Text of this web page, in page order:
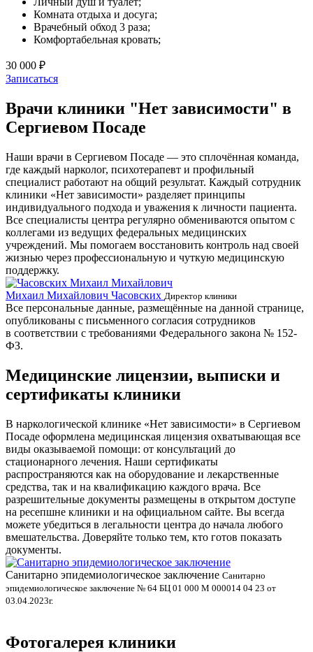
Комната отдыха и досуга;
Врачебный обход 3 раза;
Комфортабельная кровать;
30 000 ₽
Записаться
Врачи клиники "Нет зависимости" в
Сергиевом Посаде
Наши врачи в Сергиевом Посаде — это сплочённая команда,
где каждый нарколог, психотерапевт и профильный
специалист работают на общий результат. Каждый сотрудник
клиники «Нет зависимости» разделяет принципы
индивидуального подхода и уважения к личности пациента.
Все специалисты центра регулярно обмениваются опытом с
коллегами из ведущих федеральных медицинских
учреждений. Мы помогаем восстановить контроль над своей
жизнью через профессиональную и чуткую медицинскую
поддержку.
Михаил Михайлович Часовских Директор клиники
Все персональные данные, размещённые на данной странице,
опубликованы с письменного согласия сотрудников
в соответствии с требованиями Федерального закона № 152-
ФЗ.
Медицинские лицензии, выписки и
сертификаты клиники
В наркологической клинике «Нет зависимости» в Сергиевом
Посаде оформлена медицинская лицензия охватывающая все
виды оказываемой помощи: от консультаций до
стационарного лечения. Наши сертификаты
распространяются как на оборудование и лекарственные
средства, так и на квалификацию каждого врача. Все
разрешительные документы размещены в открытом доступе
на ресепшне клиники и на официальном сайте. Вы всегда
можете убедиться в легальности центра до начала любого
вмешательства. Доверяйте только тем, кто готов показать
документы.
Санитарно эпидемиологическое заключение Санитарно
эпидемиологическое заключение № 64 БЦ 01 000 М 000014 04 23 от
03.04.2023г.
Фотогалерея клиники